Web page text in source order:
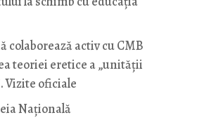
colaborează activ cu CMB
teoriei eretice a „unității
Vizite oficiale
Naţională